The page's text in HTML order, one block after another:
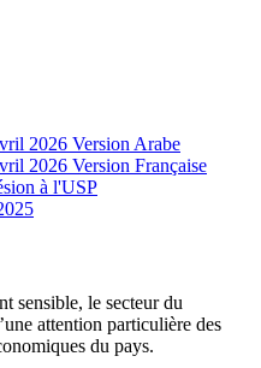
2026 Version Arabe
2026 Version Française
à l'USP
sensible, le secteur du
attention particulière des
du pays.